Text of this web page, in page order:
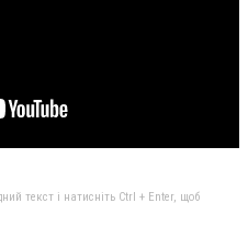
текст і натисніть Ctrl + Enter, щоб